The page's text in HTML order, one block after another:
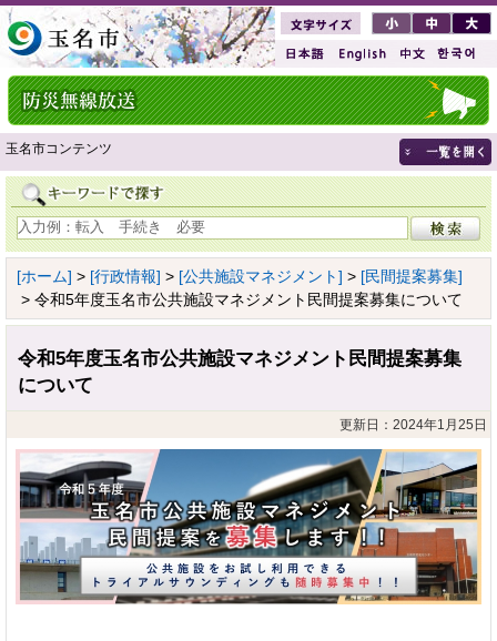
玉名市コンテンツ
[ホーム] > [行政情報] > [公共施設マネジメント] > [民間提案募集]
> 令和5年度玉名市公共施設マネジメント民間提案募集について
令和5年度玉名市公共施設マネジメント民間提案募集
について
更新日：2024年1月25日